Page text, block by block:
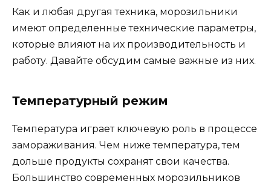
Как и любая другая техника, морозильники
имеют определенные технические параметры,
которые влияют на их производительность и
работу. Давайте обсудим самые важные из них.
Температурный режим
Температура играет ключевую роль в процессе
замораживания. Чем ниже температура, тем
дольше продукты сохранят свои качества.
Большинство современных морозильников